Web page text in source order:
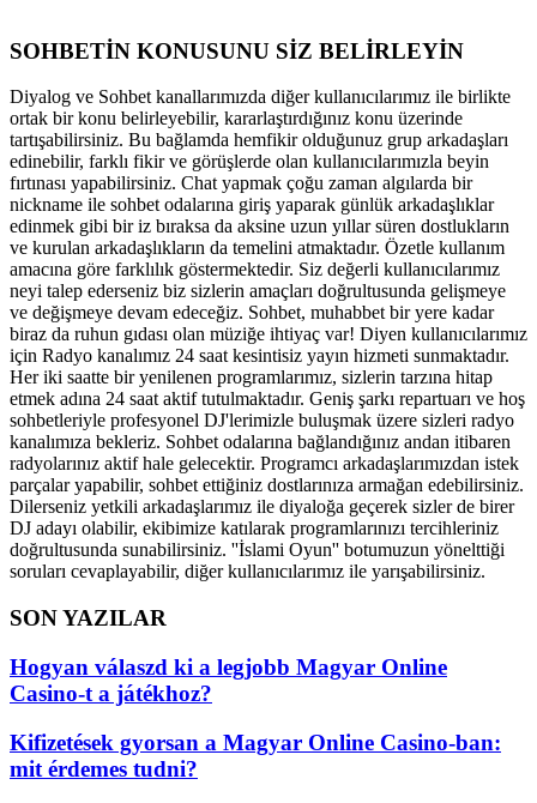
SOHBETİN KONUSUNU SİZ BELİRLEYİN
Diyalog ve Sohbet kanallarımızda diğer kullanıcılarımız ile birlikte
ortak bir konu belirleyebilir, kararlaştırdığınız konu üzerinde
tartışabilirsiniz. Bu bağlamda hemfikir olduğunuz grup arkadaşları
edinebilir, farklı fikir ve görüşlerde olan kullanıcılarımızla beyin
fırtınası yapabilirsiniz. Chat yapmak çoğu zaman algılarda bir
nickname ile sohbet odalarına giriş yaparak günlük arkadaşlıklar
edinmek gibi bir iz bıraksa da aksine uzun yıllar süren dostlukların
ve kurulan arkadaşlıkların da temelini atmaktadır. Özetle kullanım
amacına göre farklılık göstermektedir. Siz değerli kullanıcılarımız
neyi talep ederseniz biz sizlerin amaçları doğrultusunda gelişmeye
ve değişmeye devam edeceğiz. Sohbet, muhabbet bir yere kadar
biraz da ruhun gıdası olan müziğe ihtiyaç var! Diyen kullanıcılarımız
için Radyo kanalımız 24 saat kesintisiz yayın hizmeti sunmaktadır.
Her iki saatte bir yenilenen programlarımız, sizlerin tarzına hitap
etmek adına 24 saat aktif tutulmaktadır. Geniş şarkı repartuarı ve hoş
sohbetleriyle profesyonel DJ'lerimizle buluşmak üzere sizleri radyo
kanalımıza bekleriz. Sohbet odalarına bağlandığınız andan itibaren
radyolarınız aktif hale gelecektir. Programcı arkadaşlarımızdan istek
parçalar yapabilir, sohbet ettiğiniz dostlarınıza armağan edebilirsiniz.
Dilerseniz yetkili arkadaşlarımız ile diyaloğa geçerek sizler de birer
DJ adayı olabilir, ekibimize katılarak programlarınızı tercihleriniz
doğrultusunda sunabilirsiniz. ''İslami Oyun'' botumuzun yönelttiği
soruları cevaplayabilir, diğer kullanıcılarımız ile yarışabilirsiniz.
SON YAZILAR
Hogyan válaszd ki a legjobb Magyar Online
Casino-t a játékhoz?
Kifizetések gyorsan a Magyar Online Casino-ban:
mit érdemes tudni?